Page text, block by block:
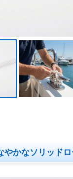
やかなソリッド